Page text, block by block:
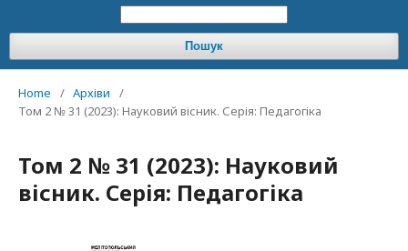
Пошук
Home / Архіви
/
Том 2 № 31 (2023): Науковий вісник. Серія: Педагогіка
Том 2 № 31 (2023): Науковий
вісник. Серія: Педагогіка